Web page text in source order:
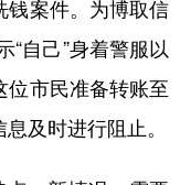
钱案件。为博取信
自己”身着警服以
位市民准备转账至
及时进行阻止。